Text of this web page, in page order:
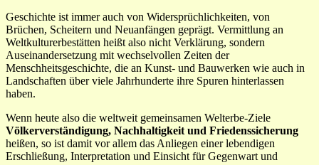
Geschichte ist immer auch von Widersprüchlichkeiten, von
Brüchen, Scheitern und Neuanfängen geprägt. Vermittlung an
Weltkulturerbestätten heißt also nicht Verklärung, sondern
Auseinandersetzung mit wechselvollen Zeiten der
Menschheitsgeschichte, die an Kunst- und Bauwerken wie auch in
Landschaften über viele Jahrhunderte ihre Spuren hinterlassen
haben.
Wenn heute also die weltweit gemeinsamen Welterbe-Ziele
Völkerverständigung, Nachhaltigkeit und Friedenssicherung
heißen, so ist damit vor allem das Anliegen einer lebendigen
Erschließung, Interpretation und Einsicht für Gegenwart und